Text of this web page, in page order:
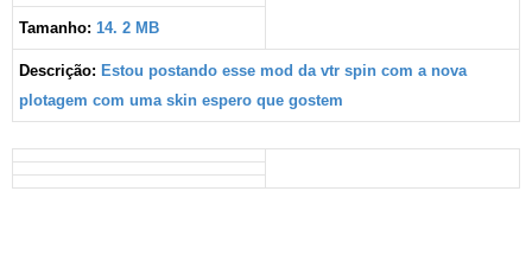
Tamanho: 14. 2 MB
Descrição: Estou postando esse mod da vtr spin com a nova
plotagem com uma skin espero que gostem